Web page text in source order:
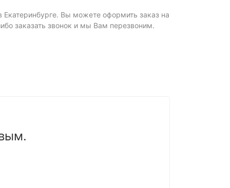
Вы можете оформить заказ на
заказать звонок и мы Вам перезвоним.